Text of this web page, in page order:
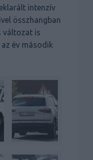
intenzív
összhangban
változat is
év második